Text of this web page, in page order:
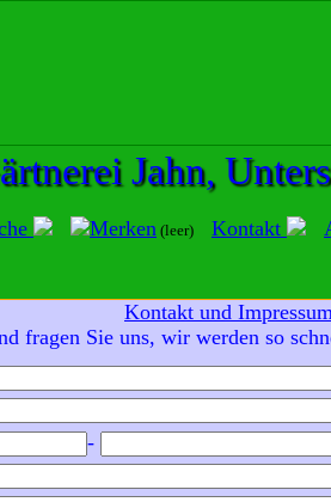
Merken (leer) Kontakt
Jahn,
da:
Uhr
Uhr
auf
Kontakt und
fragen Sie uns, wir werden so
-
Dienste erklären Sie sich mit
zur Datenschutzerklärung